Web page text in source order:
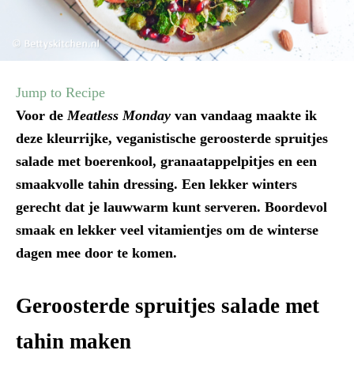
Jump to Recipe
Voor deMeatless Monday van vandaag maakte ik
deze kleurrijke, veganistische geroosterde spruitjes
salade met boerenkool, granaatappelpitjes en een
smaakvolle tahin dressing. Een lekker winters
gerecht dat je lauwwarm kunt serveren. Boordevol
smaak en lekker veel vitamientjes om de winterse
dagen mee door te komen.
Geroosterde spruitjes salade met
tahin maken